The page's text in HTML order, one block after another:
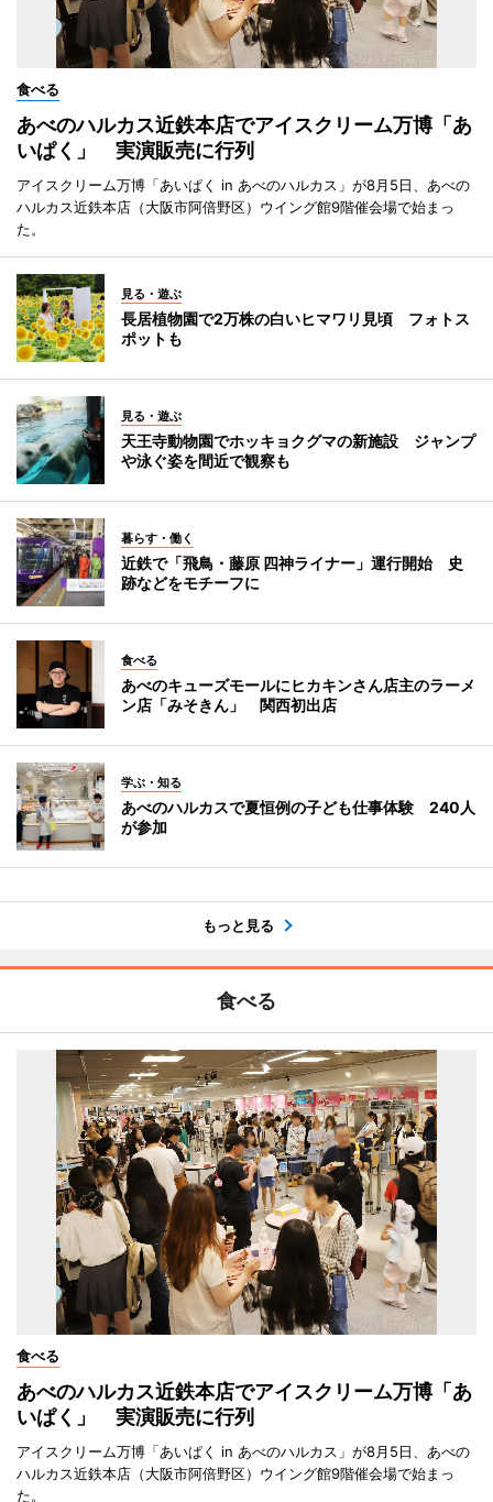
食べる
あべのハルカス近鉄本店でアイスクリーム万博「あ
いぱく」 実演販売に行列
アイスクリーム万博「あいぱく in あべのハルカス」が8月5日、あべの
ハルカス近鉄本店（大阪市阿倍野区）ウイング館9階催会場で始まっ
た。
見る・遊ぶ
長居植物園で2万株の白いヒマワリ見頃 フォトス
ポットも
見る・遊ぶ
天王寺動物園でホッキョクグマの新施設 ジャンプ
や泳ぐ姿を間近で観察も
暮らす・働く
近鉄で「飛鳥・藤原 四神ライナー」運行開始 史
跡などをモチーフに
食べる
あべのキューズモールにヒカキンさん店主のラーメ
ン店「みそきん」 関西初出店
学ぶ・知る
あべのハルカスで夏恒例の子ども仕事体験 240人
が参加
もっと見る
食べる
食べる
あべのハルカス近鉄本店でアイスクリーム万博「あ
いぱく」 実演販売に行列
アイスクリーム万博「あいぱく in あべのハルカス」が8月5日、あべの
ハルカス近鉄本店（大阪市阿倍野区）ウイング館9階催会場で始まっ
た。